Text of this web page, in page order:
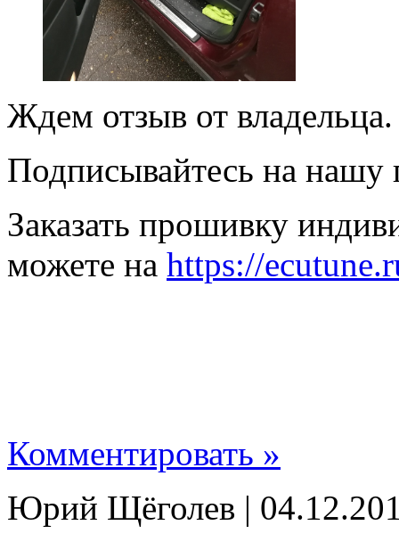
Ждем отзыв от владельца.
Подписывайтесь на нашу
Заказать прошивку
можете на https://
Комментировать »
Юрий Щёголев |